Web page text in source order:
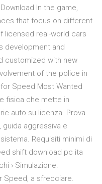
In the game,
that focus on different
licensed real-world cars
development and
customized with new
of the police in
Speed Most Wanted
fisica che mette in
auto su licenza. Prova
aggressiva e
Requisiti minimi di
shift download pc ita
› Simulazione.
Speed, a sfrecciare.